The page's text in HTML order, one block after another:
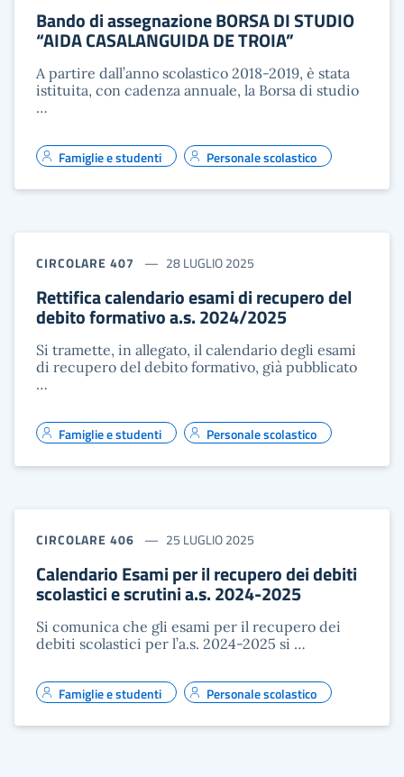
Bando di assegnazione BORSA DI STUDIO
“AIDA CASALANGUIDA DE TROIA”
A partire dall’anno scolastico 2018-2019, è stata
istituita, con cadenza annuale, la Borsa di studio
…
Famiglie e studenti Personale scolastico
CIRCOLARE 407 28 LUGLIO 2025
Rettifica calendario esami di recupero del
debito formativo a.s. 2024/2025
Si tramette, in allegato, il calendario degli esami
di recupero del debito formativo, già pubblicato
…
Famiglie e studenti Personale scolastico
CIRCOLARE 406 25 LUGLIO 2025
Calendario Esami per il recupero dei debiti
scolastici e scrutini a.s. 2024-2025
Si comunica che gli esami per il recupero dei
debiti scolastici per l’a.s. 2024-2025 si …
Famiglie e studenti Personale scolastico